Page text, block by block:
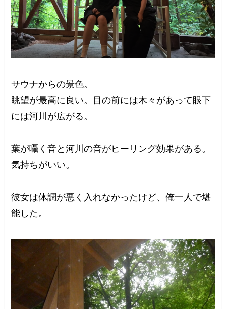
サウナからの景色。
眺望が最高に良い。目の前には木々があって眼下
には河川が広がる。
葉が囁く音と河川の音がヒーリング効果がある。
気持ちがいい。
彼女は体調が悪く入れなかったけど、俺一人で堪
能した。